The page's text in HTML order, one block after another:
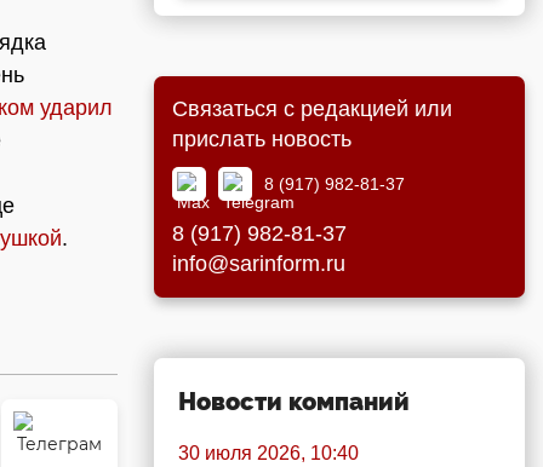
ударил
.
Связаться с редакцией или
прислать новость
8 (917) 982-81-37
8 (917) 982-81-37
info@sarinform.ru
Новости компаний
30 июля 2026, 10:40